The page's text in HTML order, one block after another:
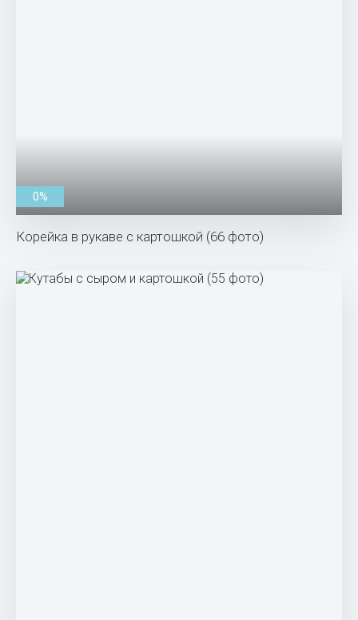
0%
Корейка в рукаве с картошкой (66 фото)